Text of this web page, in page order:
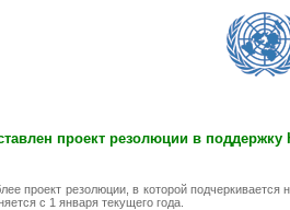
проект резолюции в поддержку
проект резолюции, в которой
с 1 января текущего года.